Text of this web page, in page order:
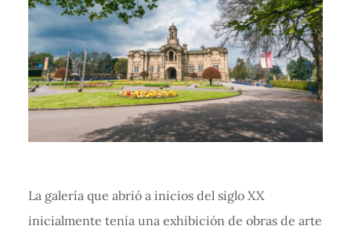
La galería que abrió a inicios del siglo XX
inicialmente tenía una exhibición de obras de arte